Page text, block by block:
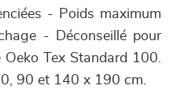
- Poids maximum
- Déconseillé pour
Oeko Tex Standard 100.
90 et 140 x 190 cm.